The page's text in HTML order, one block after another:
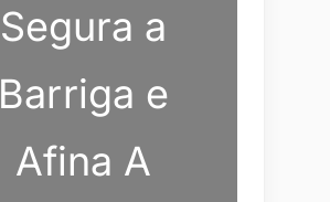
Segura a
Barriga e
Afina A